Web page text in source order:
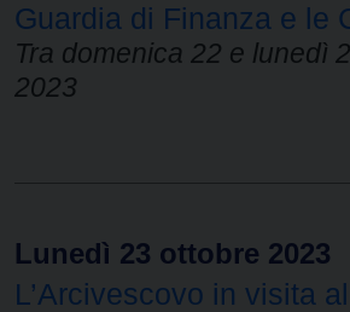
Guardia di Finanza e le
Tra domenica 22 e lunedì
2023
Lunedì 23 ottobre 2023
L’Arcivescovo in visita